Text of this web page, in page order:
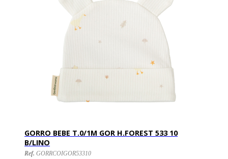
GORRO BEBE T.0/1M GOR H.FOREST 533 10
B/LINO
Ref. GORRCOIGOR53310